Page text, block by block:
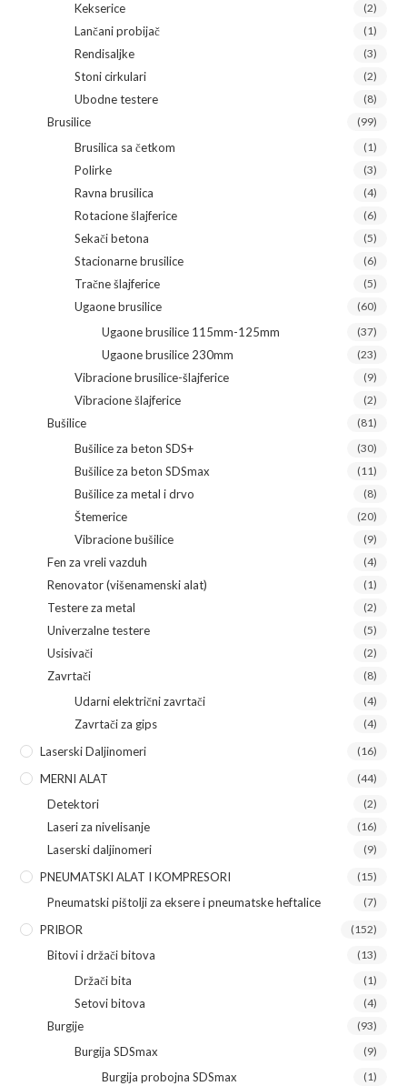
Kekserice (2)
Lančani probijač (1)
Rendisaljke (3)
Stoni cirkulari (2)
Ubodne testere (8)
Brusilice (99)
Brusilica sa četkom (1)
Polirke (3)
Ravna brusilica (4)
Rotacione šlajferice (6)
Sekači betona (5)
Stacionarne brusilice (6)
Tračne šlajferice (5)
Ugaone brusilice (60)
Ugaone brusilice 115mm-125mm (37)
Ugaone brusilice 230mm (23)
Vibracione brusilice-šlajferice (9)
Vibracione šlajferice (2)
Bušilice (81)
Bušilice za beton SDS+ (30)
Bušilice za beton SDSmax (11)
Bušilice za metal i drvo (8)
Štemerice (20)
Vibracione bušilice (9)
Fen za vreli vazduh (4)
Renovator (višenamenski alat) (1)
Testere za metal (2)
Univerzalne testere (5)
Usisivači (2)
Zavrtači (8)
Udarni električni zavrtači (4)
Zavrtači za gips (4)
Laserski Daljinomeri (16)
MERNI ALAT (44)
Detektori (2)
Laseri za nivelisanje (16)
Laserski daljinomeri (9)
PNEUMATSKI ALAT I KOMPRESORI (15)
Pneumatski pištolji za eksere i pneumatske heftalice (7)
PRIBOR (152)
Bitovi i držači bitova (13)
Držači bita (1)
Setovi bitova (4)
Burgije (93)
Burgija SDSmax (9)
Burgija probojna SDSmax (1)